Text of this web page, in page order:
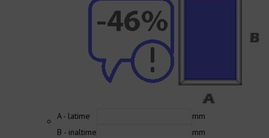
A - latime
mm
B - inaltime
mm